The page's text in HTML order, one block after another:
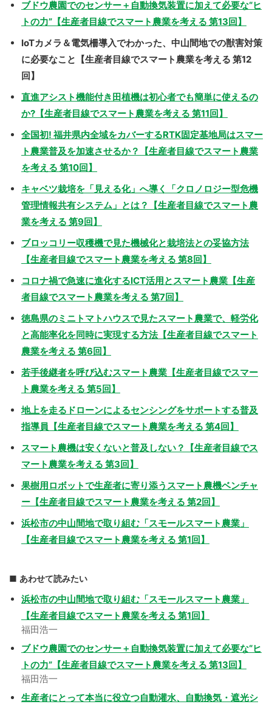
ブドウ農園でのセンサー＋自動換気装置に加えて必要な“ヒ
トの力”【生産者目線でスマート農業を考える 第13回】
IoTカメラ＆電気柵導入でわかった、中山間地での獣害対策
に必要なこと【生産者目線でスマート農業を考える 第12
回】
直進アシスト機能付き田植機は初心者でも簡単に使えるの
か?【生産者目線でスマート農業を考える 第11回】
全国初! 福井県内全域をカバーするRTK固定基地局はスマー
ト農業普及を加速させるか？【生産者目線でスマート農業
を考える 第10回】
キャベツ栽培を「見える化」へ導く「クロノロジー型危機
管理情報共有システム」とは？【生産者目線でスマート農
業を考える 第9回】
ブロッコリー収穫機で見た機械化と栽培法との妥協方法
【生産者目線でスマート農業を考える 第8回】
コロナ禍で急速に進化するICT活用とスマート農業【生産
者目線でスマート農業を考える 第7回】
徳島県のミニトマトハウスで見たスマート農業で、軽労化
と高能率化を同時に実現する方法【生産者目線でスマート
農業を考える 第6回】
若手後継者を呼び込むスマート農業【生産者目線でスマー
ト農業を考える 第5回】
地上を走るドローンによるセンシングをサポートする普及
指導員【生産者目線でスマート農業を考える 第4回】
スマート農機は安くないと普及しない？【生産者目線でス
マート農業を考える 第3回】
果樹用ロボットで生産者に寄り添うスマート農機ベンチャ
ー【生産者目線でスマート農業を考える 第2回】
浜松市の中山間地で取り組む「スモールスマート農業」
【生産者目線でスマート農業を考える 第1回】
あわせて読みたい
浜松市の中山間地で取り組む「スモールスマート農業」
【生産者目線でスマート農業を考える 第1回】
福田浩一
ブドウ農園でのセンサー＋自動換気装置に加えて必要な“ヒ
トの力”【生産者目線でスマート農業を考える 第13回】
福田浩一
生産者にとって本当に役立つ自動灌水、自動換気・遮光シ